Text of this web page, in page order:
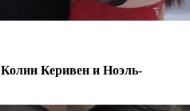
Колин Керивен и Ноэль-